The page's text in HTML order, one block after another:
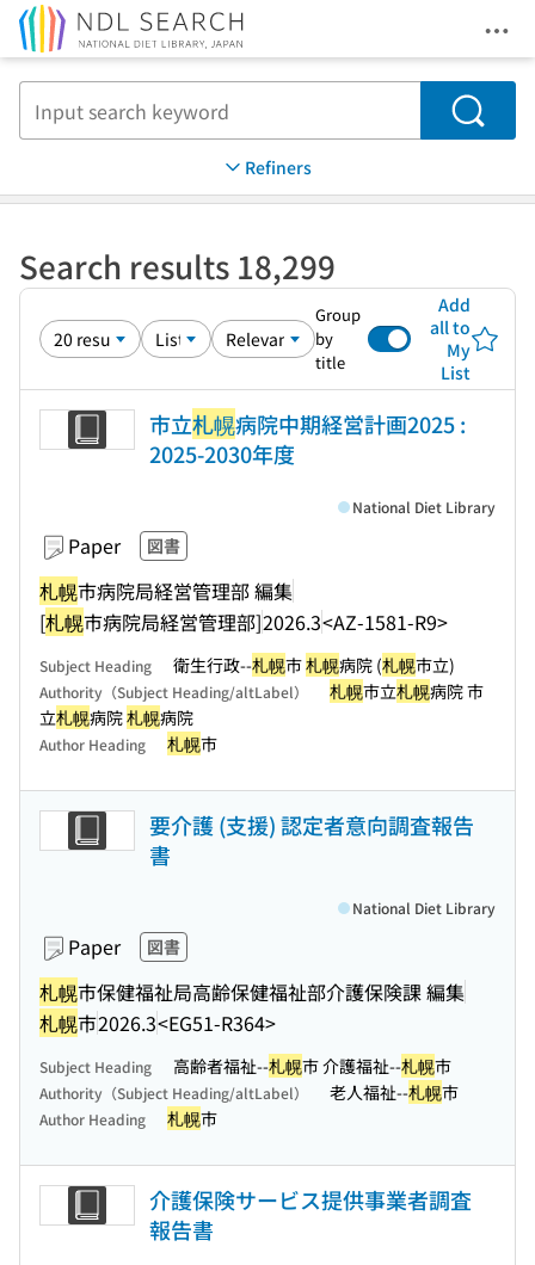
Search
Refiners
Search results 18,299
Group
by
title
Add
all to
My
List
市立札幌病院中期経営計画2025 :
2025-2030年度
Paper 図書
札幌市病院局経営管理部 編集
[札幌市病院局経営管理部]2026.3<AZ-1581-R9>
National Diet Library
Subject Heading 衛生行政--札幌市札幌病院 (札幌市立)
Authority（Subject Heading/altLabel） 札幌市立札幌病院 市
立札幌病院札幌病院
Author Heading 札幌市
要介護 (支援) 認定者意向調査報告
書
Paper 図書
札幌市保健福祉局高齢保健福祉部介護保険課 編集
札幌市2026.3<EG51-R364>
National Diet Library
Subject Heading 高齢者福祉--札幌市 介護福祉--札幌市
Authority（Subject Heading/altLabel） 老人福祉--札幌市
Author Heading 札幌市
介護保険サービス提供事業者調査
報告書